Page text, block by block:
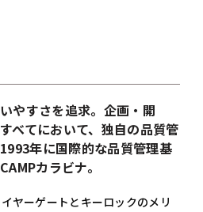
やすさを追求。企画・開
べてにおいて、独自の品質管
年に国際的な品質管理基
カラビナ。
ヤーゲートとキーロックのメリ